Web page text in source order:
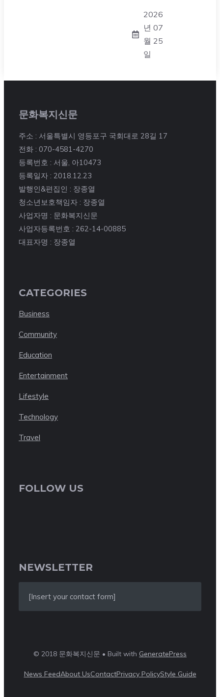
2026
년 07
월 25
일
문화복지신문
주소 : 서울특별시 영등포구 국회대로 28길 17
전화 : 070-4581-4270
등록번호 : 서울, 아10473
등록일자 : 2018.12.23
발행인&편집인 : 장종열
청소년보호책임자 : 장종열
사업자명 : 문화복지신문
사업자등록번호 : 262-14-00885
대표자명 : 장종열
CATEGORIES
Business
Community
Education
Entertainment
Lifestyle
Technology
Travel
FOLLOW US
NEWSLETTER
[Insert your contact form]
© 2018 문화복지신문 • Built with GeneratePress
News FeedAbout UsContactPrivacy PolicyStyle Guide